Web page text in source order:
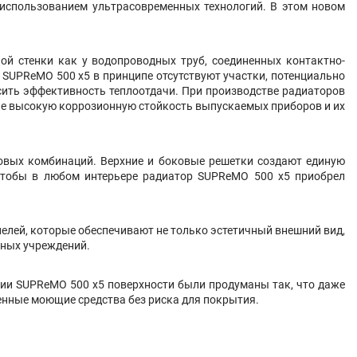
ультрасовременных технологий. В этом новом
стенки как у водопроводных труб, соединенных контактно-
500 х5 в принципе отсутствуют участки, потенциально
эффективность теплоотдачи. При производстве радиаторов
высокую коррозионную стойкость выпускаемых приборов и их
комбинаций. Верхние и боковые решетки создают единую
в любом интерьере радиатор SUPReMO 500 х5 приобрел
которые обеспечивают не только эстетичный внешний вид,
учреждений.
SUPReMO 500 х5 поверхности были продуманы так, что даже
моющие средства без риска для покрытия.